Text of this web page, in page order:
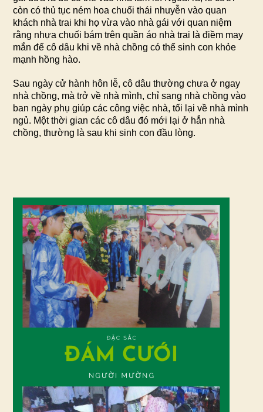
còn có thủ tục ném hoa chuối thái nhuyễn vào quan
khách nhà trai khi họ vừa vào nhà gái với quan niệm
rằng nhựa chuối bám trên quần áo nhà trai là điềm may
mắn để cô dâu khi về nhà chồng có thể sinh con khỏe
mạnh hồng hào.
Sau ngày cử hành hôn lễ, cô dâu thường chưa ở ngay
nhà chồng, mà trở về nhà mình, chỉ sang nhà chồng vào
ban ngày phụ giúp các công việc nhà, tối lại về nhà mình
ngủ. Một thời gian các cô dâu đó mới lại ở hẳn nhà
chồng, thường là sau khi sinh con đầu lòng.